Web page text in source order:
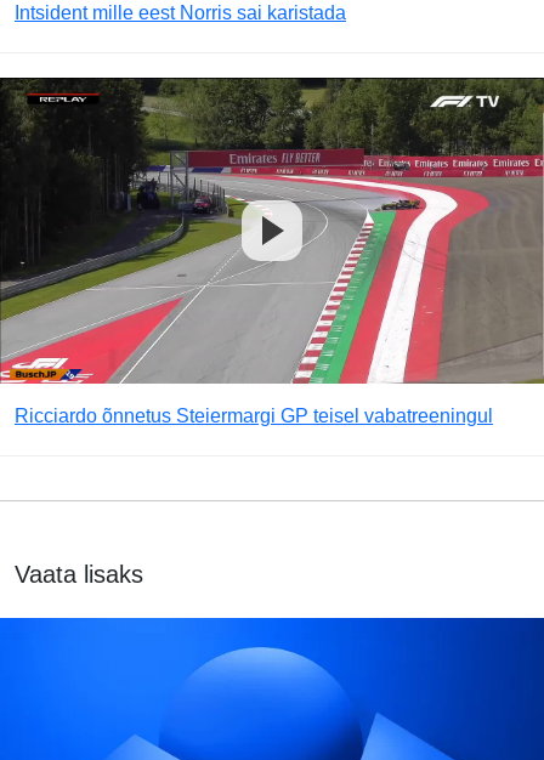
Intsident mille eest Norris sai karistada
Ricciardo õnnetus Steiermargi GP teisel vabatreeningul
Vaata lisaks